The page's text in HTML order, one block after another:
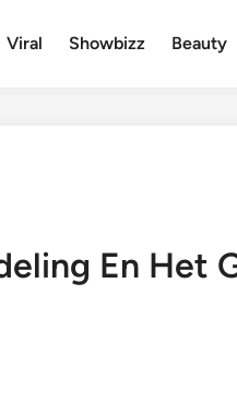
Viral Showbizz Beauty
En Het